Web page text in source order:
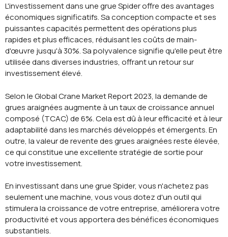
L'investissement dans une grue Spider offre des avantages
économiques significatifs. Sa conception compacte et ses
puissantes capacités permettent des opérations plus
rapides et plus efficaces, réduisant les coûts de main-
d'œuvre jusqu'à 30%. Sa polyvalence signifie qu'elle peut être
utilisée dans diverses industries, offrant un retour sur
investissement élevé.
Selon le Global Crane Market Report 2023, la demande de
grues araignées augmente à un taux de croissance annuel
composé (TCAC) de 6%. Cela est dû à leur efficacité et à leur
adaptabilité dans les marchés développés et émergents. En
outre, la valeur de revente des grues araignées reste élevée,
ce qui constitue une excellente stratégie de sortie pour
votre investissement.
En investissant dans une grue Spider, vous n'achetez pas
seulement une machine, vous vous dotez d'un outil qui
stimulera la croissance de votre entreprise, améliorera votre
productivité et vous apportera des bénéfices économiques
substantiels.